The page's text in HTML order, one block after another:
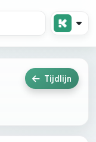
Tijdlijn